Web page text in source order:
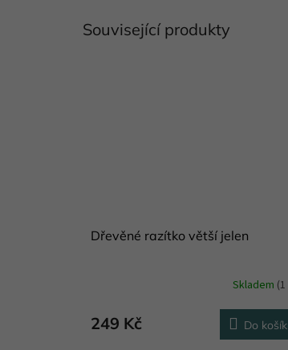
Související produkty
Dřevěné razítko větší jelen
Skladem
249 Kč Do